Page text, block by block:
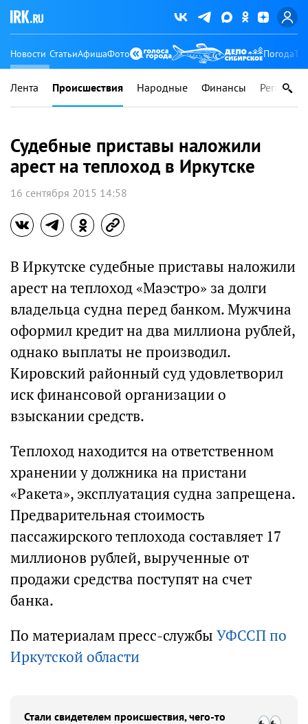
Новости СтатьиАфишаФото Погода
Лента Происшествия Народные Финансы Регионы
Судебные приставы наложили
арест на теплоход в Иркутске
16 сентября 2015 14:58
В Иркутске судебные приставы наложили
арест на теплоход «Маэстро» за долги
владельца судна перед банком. Мужчина
оформил кредит на два миллиона рублей,
однако выплаты не производил.
Кировский районный суд удовлетворил
иск финансовой организации о
взыскании средств.
Теплоход находится на ответственном
хранении у должника на пристани
«Ракета», эксплуатация судна запрещена.
Предварительная стоимость
пассажирского теплохода составляет 17
миллионов рублей, вырученные от
продажи средства поступят на счет
банка.
По материалам пресс-службы УФССП по
Иркутской области
Стали свидетелем происшествия, чего-то